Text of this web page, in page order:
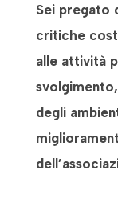
Sei pregato
critiche
alle attività
degli